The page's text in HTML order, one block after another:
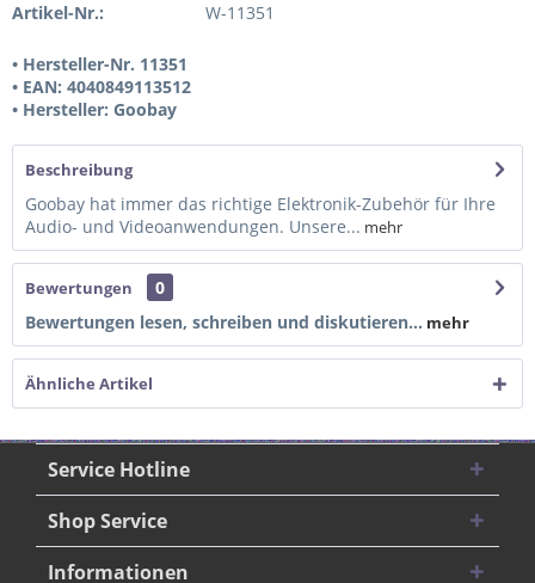
Artikel-Nr.: W-11351
• Hersteller-Nr. 11351
• EAN: 4040849113512
• Hersteller: Goobay
Beschreibung
Goobay hat immer das richtige Elektronik-Zubehör für Ihre
Audio- und Videoanwendungen. Unsere... mehr
Bewertungen
0
Bewertungen lesen, schreiben und diskutieren... mehr
Ähnliche Artikel
Service Hotline
Shop Service
Informationen